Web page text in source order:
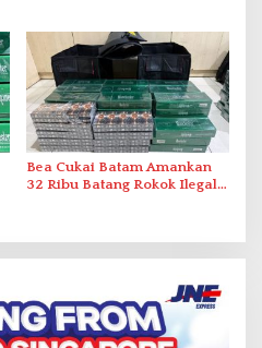
Bea Cukai Batam Amankan
32 Ribu Batang Rokok Ilegal